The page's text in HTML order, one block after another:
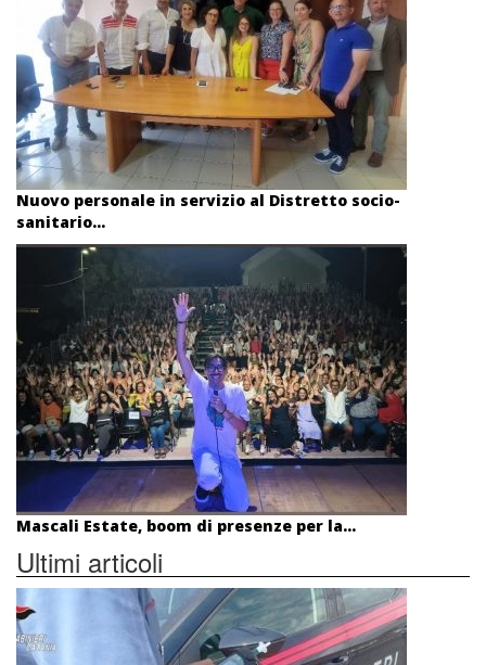
Nuovo personale in servizio al Distretto socio-
sanitario...
Mascali Estate, boom di presenze per la...
Ultimi articoli